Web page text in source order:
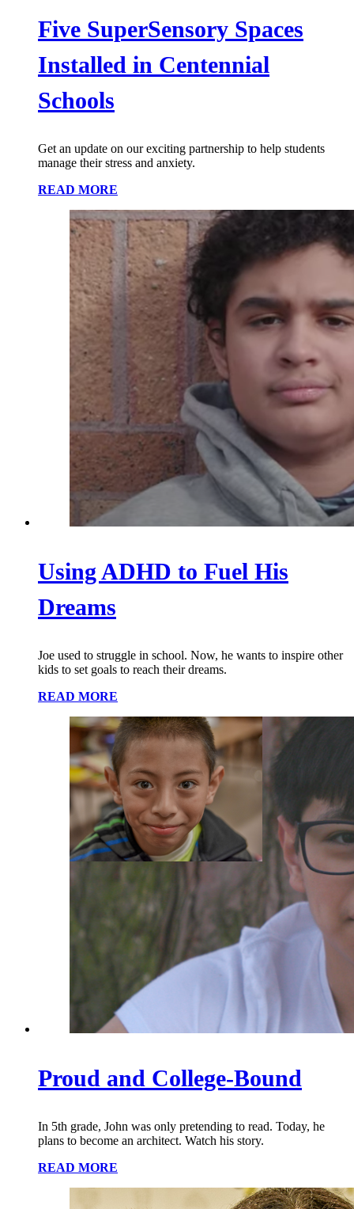
Five SuperSensory Spaces
Installed in Centennial
Schools
Get an update on our exciting partnership to help students
manage their stress and anxiety.
READ MORE
Using ADHD to Fuel His
Dreams
Joe used to struggle in school. Now, he wants to inspire other
kids to set goals to reach their dreams.
READ MORE
Proud and College-Bound
In 5th grade, John was only pretending to read. Today, he
plans to become an architect. Watch his story.
READ MORE